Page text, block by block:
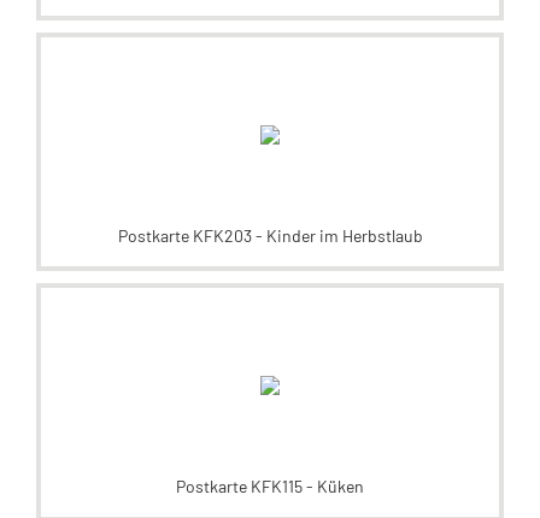
Postkarte KFK203 - Kinder im Herbstlaub
Postkarte KFK115 - Küken